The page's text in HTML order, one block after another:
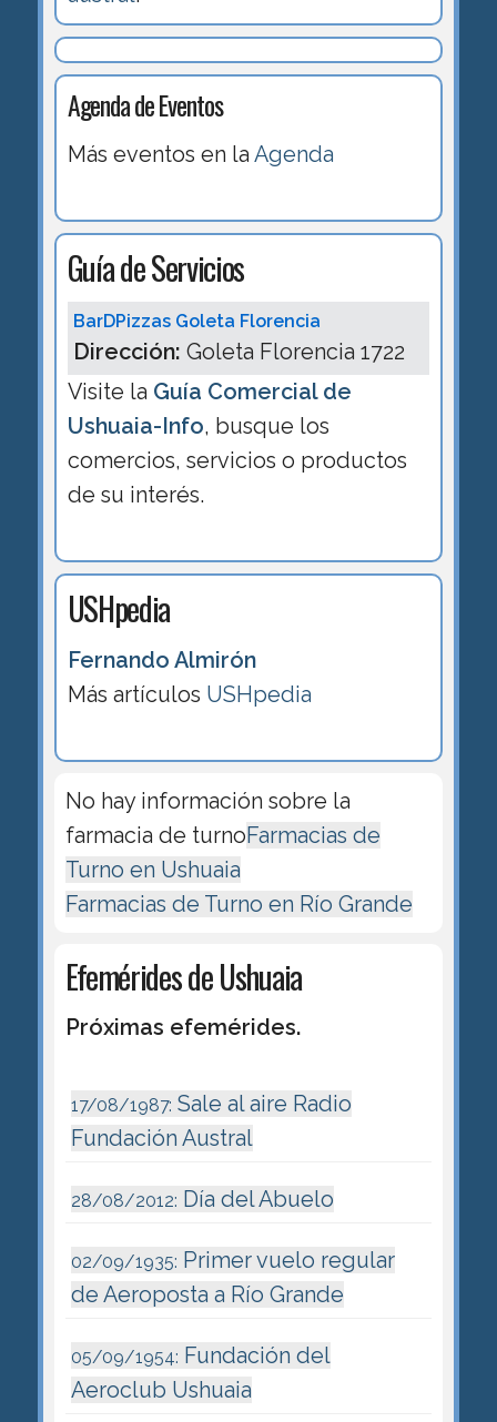
Agenda de Eventos
Más eventos en la Agenda
Guía de Servicios
BarDPizzas Goleta Florencia
Dirección: Goleta Florencia 1722
Visite la Guía Comercial de
Ushuaia-Info, busque los
comercios, servicios o productos
de su interés.
USHpedia
Fernando Almirón
Más artículos USHpedia
No hay información sobre la
farmacia de turnoFarmacias de
Turno en Ushuaia
Farmacias de Turno en Río Grande
Efemérides de Ushuaia
Próximas efemérides.
17/08/1987: Sale al aire Radio
Fundación Austral
28/08/2012: Día del Abuelo
02/09/1935: Primer vuelo regular
de Aeroposta a Río Grande
05/09/1954: Fundación del
Aeroclub Ushuaia